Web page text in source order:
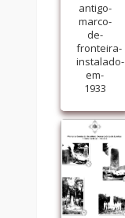
antigo-
marco-
de-
fronteira-
instalado-
em-
1933